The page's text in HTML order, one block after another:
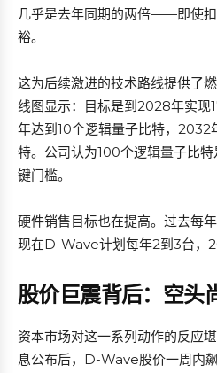
几乎是去年同期的两倍——即使
裕。
这为后续激进的技术路线提供了
线图显示：目标是到2028年实
年达到10个逻辑量子比特，2032
特。公司认为100个逻辑量子比特
键门槛。
硬件销售目标也在提高。过去每
现在D-Wave计划每年2到3台，
股价巨震背后：空头
资本市场对这一系列动作的反应
息公布后，D-Wave股价一周内